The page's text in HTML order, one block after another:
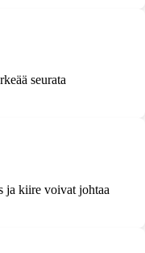
seurata
ja kiire voivat johtaa